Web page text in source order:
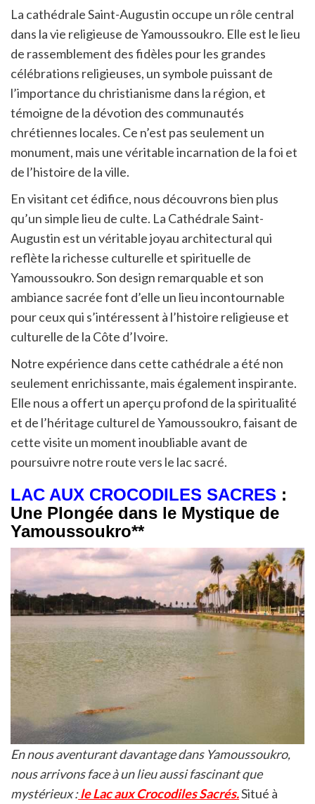
La cathédrale Saint-Augustin occupe un rôle central
dans la vie religieuse de Yamoussoukro. Elle est le lieu
de rassemblement des fidèles pour les grandes
célébrations religieuses, un symbole puissant de
l’importance du christianisme dans la région, et
témoigne de la dévotion des communautés
chrétiennes locales. Ce n’est pas seulement un
monument, mais une véritable incarnation de la foi et
de l’histoire de la ville.
En visitant cet édifice, nous découvrons bien plus
qu’un simple lieu de culte. La Cathédrale Saint-
Augustin est un véritable joyau architectural qui
reflète la richesse culturelle et spirituelle de
Yamoussoukro. Son design remarquable et son
ambiance sacrée font d’elle un lieu incontournable
pour ceux qui s’intéressent à l’histoire religieuse et
culturelle de la Côte d’Ivoire.
Notre expérience dans cette cathédrale a été non
seulement enrichissante, mais également inspirante.
Elle nous a offert un aperçu profond de la spiritualité
et de l’héritage culturel de Yamoussoukro, faisant de
cette visite un moment inoubliable avant de
poursuivre notre route vers le lac sacré.
LAC AUX CROCODILES SACRES :
Une Plongée dans le Mystique de
Yamoussoukro**
En nous aventurant davantage dans Yamoussoukro,
nous arrivons face à un lieu aussi fascinant que
mystérieux :le Lac aux Crocodiles Sacrés.Situé à